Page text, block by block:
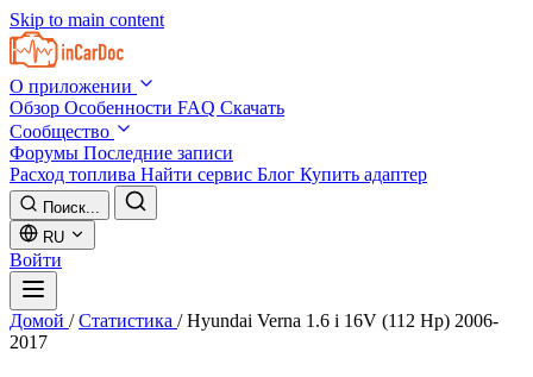
Skip to main content
О приложении
Обзор Особенности FAQ Скачать
Сообщество
Форумы Последние записи
Расход топлива Найти сервис Блог Купить адаптер
Поиск...
RU
Войти
Домой / Статистика / Hyundai Verna 1.6 i 16V (112 Hp) 2006-
2017